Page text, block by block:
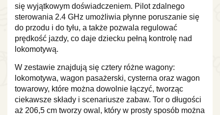
się wyjątkowym doświadczeniem. Pilot zdalnego
sterowania 2.4 GHz umożliwia płynne poruszanie się
do przodu i do tyłu, a także pozwala regulować
prędkość jazdy, co daje dziecku pełną kontrolę nad
lokomotywą.
W zestawie znajdują się cztery różne wagony:
lokomotywa, wagon pasażerski, cysterna oraz wagon
towarowy, które można dowolnie łączyć, tworząc
ciekawsze składy i scenariusze zabaw. Tor o długości
aż 206,5 cm tworzy owal, który w prosty sposób można